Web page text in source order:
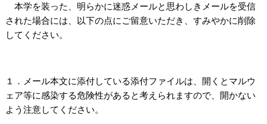
本学を装った、明らかに迷惑メールと思わしきメールを受信
された場合には、以下の点にご留意いただき、すみやかに削除
してください。
１．メール本文に添付している添付ファイルは、開くとマルウ
ェア等に感染する危険性があると考えられますので、開かない
よう注意してください。